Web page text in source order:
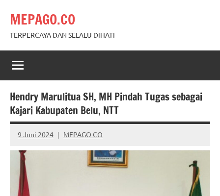
content
MEPAGO.CO
TERPERCAYA DAN SELALU DIHATI
Hendry Marulitua SH, MH Pindah Tugas sebagai
Kajari Kabupaten Belu, NTT
9 Juni 2024 MEPAGO CO
No
comments